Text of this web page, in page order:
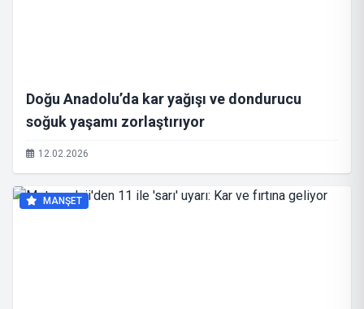
Doğu Anadolu’da kar yağışı ve dondurucu
soğuk yaşamı zorlaştırıyor
12.02.2026
MANŞET